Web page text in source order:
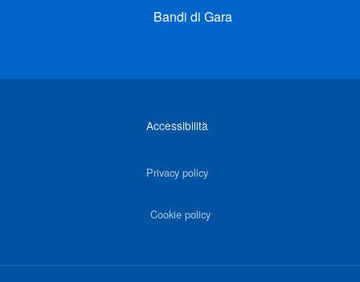
Bandi di Gara
Accessibilità
Privacy policy
Cookie policy